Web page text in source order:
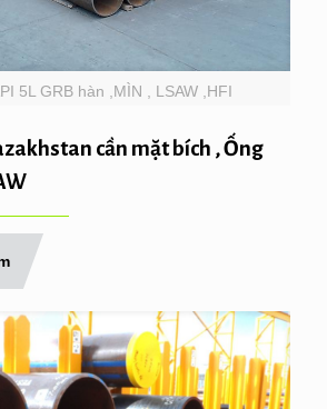
5L GRB hàn ,MÌN , LSAW ,HFI
cần mặt bích , Ống